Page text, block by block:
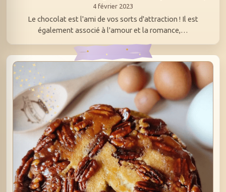
4 février 2023
Le chocolat est l'ami de vos sorts d'attraction ! Il est
également associé à l'amour et la romance,…